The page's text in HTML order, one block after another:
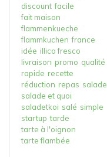
discount facile
fait maison
flammenkueche
flammkuchen france
idée illico fresco
livraison promo qualité
rapide recette
réduction repas salade
salade et quoi
saladetkoi salé simple
startup tarde
tarte à l'oignon
tarte flambée